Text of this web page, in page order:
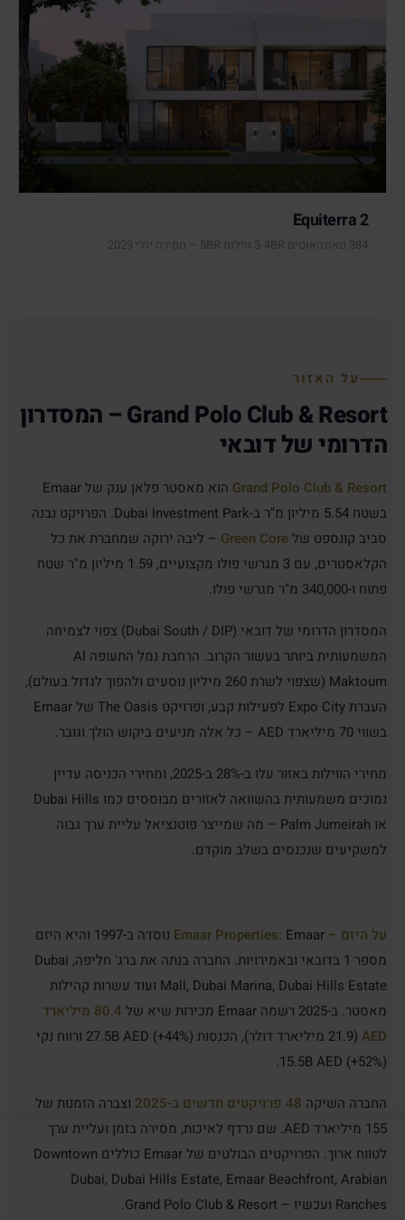
Equiterra 2
384 טאונהאוסים 3-4BR ווילות 5BR – מסירה יולי 2029
על האזור
Grand Polo Club & Resort – המסדרון
הדרומי של דובאי
Grand Polo Club & Resort
הוא מאסטר פלאן ענק של Emaar
בשטח 5.54 מיליון מ"ר ב-Dubai Investment Park. הפרויקט נבנה
סביב קונספט של Green Core – ליבה ירוקה שמחברת את כל
הקלאסטרים, עם 3 מגרשי פולו מקצועיים, 1.59 מיליון מ"ר שטח
פתוח ו-340,000 מ"ר מגרשי פולו.
המסדרון הדרומי של דובאי (Dubai South / DIP) צפוי לצמיחה
המשמעותית ביותר בעשור הקרוב. הרחבת נמל התעופה Al
Maktoum (שצפוי לשרת 260 מיליון נוסעים ולהפוך לגדול בעולם),
העברת Expo City לפעילות קבע, ופרויקט The Oasis של Emaar
בשווי 70 מיליארד AED – כל אלה מניעים ביקוש הולך וגובר.
מחירי הווילות באזור עלו ב-28% ב-2025, ומחירי הכניסה עדיין
נמוכים משמעותית בהשוואה לאזורים מבוססים כמו Dubai Hills
או Palm Jumeirah – מה שמייצר פוטנציאל עליית ערך גבוה
למשקיעים שנכנסים בשלב מוקדם.
על היזם – Emaar Properties:
Emaar נוסדה ב-1997 והיא היזם
מספר 1 בדובאי ובאמירויות. החברה בנתה את ברג' חליפה, Dubai
Mall, Dubai Marina, Dubai Hills Estate ועוד עשרות קהילות
מאסטר. ב-2025 רשמה Emaar מכירות שיא של
80.4 מיליארד
AED
(21.9 מיליארד דולר), הכנסות 27.5B AED (+44%) ורווח נקי
15.5B AED (+52%).
החברה השיקה 48 פרויקטים חדשים ב-2025
וצברה הזמנות של
155 מיליארד AED. שם נרדף לאיכות, מסירה בזמן ועליית ערך
לטווח ארוך. הפרויקטים הבולטים של Emaar כוללים Downtown
Dubai, Dubai Hills Estate, Emaar Beachfront, Arabian
Ranches ועכשיו – Grand Polo Club & Resort.